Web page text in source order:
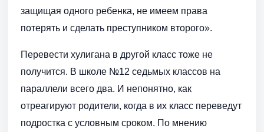
защищая одного ребенка, не имеем права
потерять и сделать преступником второго».
Перевести хулигана в другой класс тоже не
получится. В школе №12 седьмых классов на
параллели всего два. И непонятно, как
отреагируют родители, когда в их класс переведут
подростка с условным сроком. По мнению